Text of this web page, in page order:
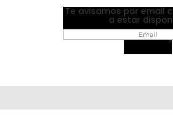
Te avisamos por email
a estar